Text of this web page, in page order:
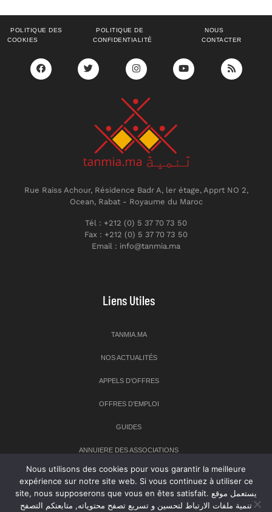
POLITIQUE DES
COOKIES
POLITIQUE DE
CONFIDENTIALITÉ
NOUS
CONTACTER
Rue Raiss Achour, Résidence Badr A, ler étage, Apprt NO 2,
Ocean, Rabat - Royaume du Maroc
Tél : +212 (0) 5 37 70 73 50
Fax : +212 (0) 5 37 70 73 50
Email : info@tanmia.ma
Liens Utiles
TANMIA.MA
NOS ACTUALITÉS
APPELS D’OFFRES
OFFRES D’EMPLOI
GUIDES
ANNUIERE DES ASSOCIATIONS
Newsletter
Nous utilisons des cookies pour vous garantir la meilleure
expérience sur notre site web. Si vous continuez à utiliser ce
site, nous supposerons que vous en êtes satisfait. يستعمل موقع
تنمية ملفات الارتباط لتحسين و تسريع تصفح محتوياته, متابعتكم التصفح